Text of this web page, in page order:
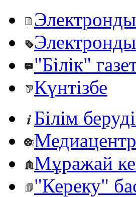
Электронды
"Білік"
Күнтізбе
Білім
Медиацентр
Мұражай
"Кереку"